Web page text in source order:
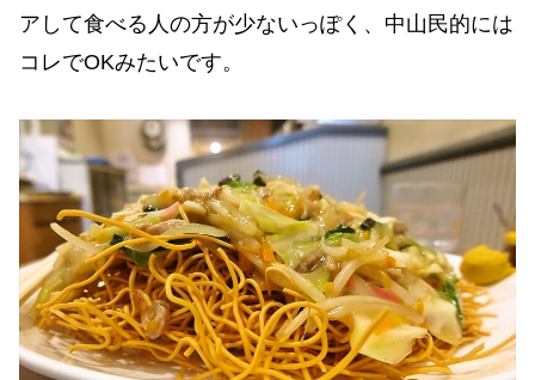
アして食べる人の方が少ないっぽく、中山民的には
コレでOKみたいです。